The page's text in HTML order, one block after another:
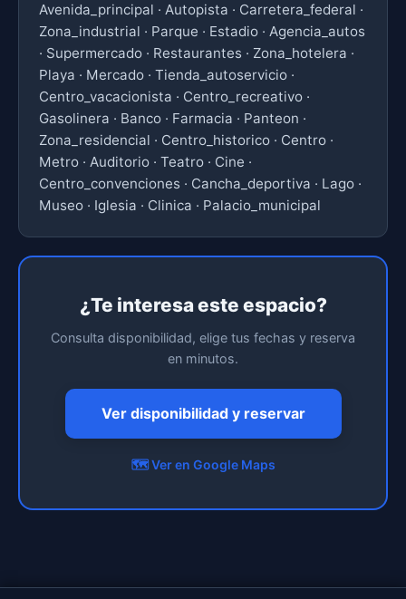
Avenida_principal · Autopista · Carretera_federal ·
Zona_industrial · Parque · Estadio · Agencia_autos
· Supermercado · Restaurantes · Zona_hotelera ·
Playa · Mercado · Tienda_autoservicio ·
Centro_vacacionista · Centro_recreativo ·
Gasolinera · Banco · Farmacia · Panteon ·
Zona_residencial · Centro_historico · Centro ·
Metro · Auditorio · Teatro · Cine ·
Centro_convenciones · Cancha_deportiva · Lago ·
Museo · Iglesia · Clinica · Palacio_municipal
¿Te interesa este espacio?
Consulta disponibilidad, elige tus fechas y reserva
en minutos.
Ver disponibilidad y reservar
🗺️ Ver en Google Maps